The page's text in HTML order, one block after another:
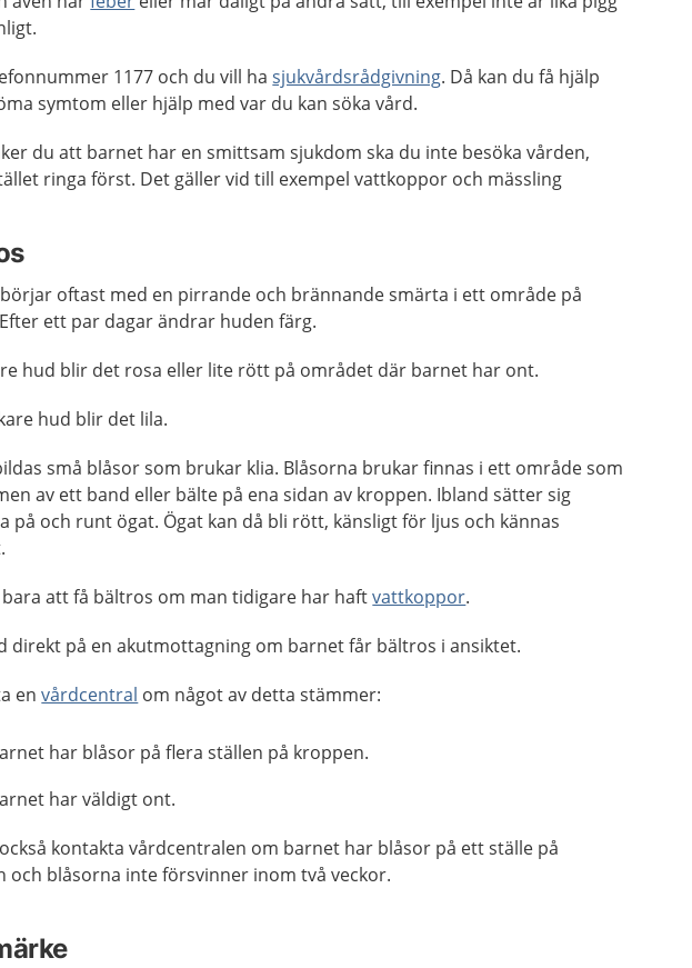
1177 och du vill hasjukvårdsrådgivning. Då kan du få hjälp
symtom eller hjälp med var du kan söka vård.
du att barnet har en smittsam sjukdom ska du inte besöka vården,
ringa först. Det gäller vid till exempel vattkoppor och mässling
börjar oftast med en pirrande och brännande smärta i ett område på
ett par dagar ändrar huden färg.
hud blir det rosa eller lite rött på området där barnet har ont.
hud blir det lila.
små blåsor som brukar klia. Blåsorna brukar finnas i ett område som
av ett band eller bälte på ena sidan av kroppen. Ibland sätter sig
på och runt ögat. Ögat kan då bli rött, känsligt för ljus och kännas
bara att få bältros om man tidigare har haftvattkoppor.
direkt på en akutmottagning om barnet får bältros i ansiktet.
envårdcentral om något av detta stämmer:
har blåsor på flera ställen på kroppen.
har väldigt ont.
kontakta vårdcentralen om barnet har blåsor på ett ställe på
och blåsorna inte försvinner inom två veckor.